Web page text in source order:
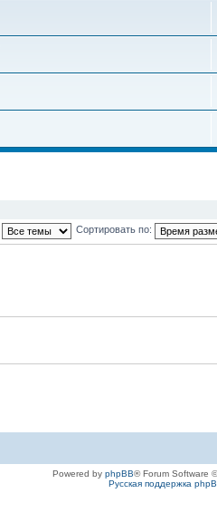
Сортировать по:
Powered by phpBB® Forum Software
Русская поддержка